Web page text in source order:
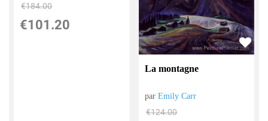
€184.00
€101.20
La montagne
parEmily Carr
€124.00